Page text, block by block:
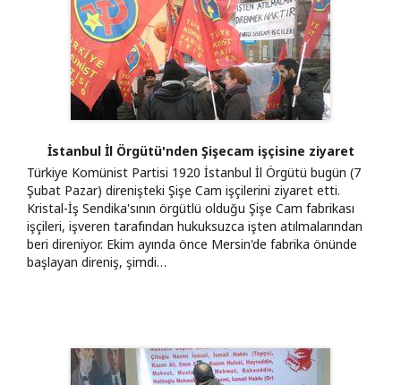
İstanbul İl Örgütü'nden Şişecam işçisine ziyaret
Türkiye Komünist Partisi 1920 İstanbul İl Örgütü bugün (7
Şubat Pazar) direnişteki Şişe Cam işçilerini ziyaret etti.
Kristal-İş Sendika'sının örgütlü olduğu Şişe Cam fabrikası
işçileri, işveren tarafından hukuksuzca işten atılmalarından
beri direniyor. Ekim ayında önce Mersin'de fabrika önünde
başlayan direniş, şimdi…